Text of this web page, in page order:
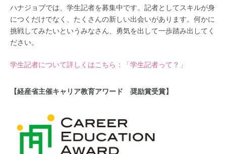
ハナジョブでは、学生記者を募集中です。記者としてスキルが身
につくだけでなく、たくさんの新しい出会いがあります。何かに
挑戦してみたいというみなさん、勇気を出して一歩踏み出してく
ださい。
学生記者について詳しくはこちら：「学生記者って？」
【経産省主催キャリア教育アワード 奨励賞受賞】